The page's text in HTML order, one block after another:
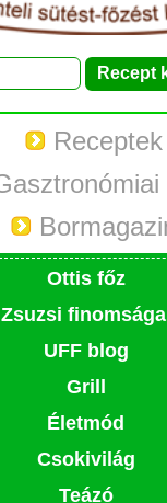
Receptek
Ottis főz
Zsuzsi
UFF blog
Grill
Életmód
Csokivilág
Teázó